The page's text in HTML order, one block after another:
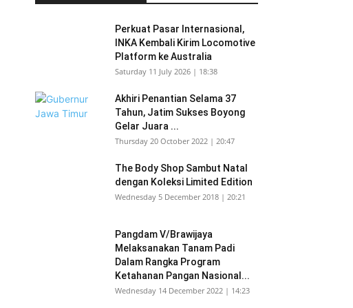
Perkuat Pasar Internasional,
INKA Kembali Kirim Locomotive
Platform ke Australia
Saturday 11 July 2026 | 18:38
Akhiri Penantian Selama 37
Tahun, Jatim Sukses Boyong
Gelar Juara ...
Thursday 20 October 2022 | 20:47
The Body Shop Sambut Natal
dengan Koleksi Limited Edition
Wednesday 5 December 2018 | 20:21
Pangdam V/Brawijaya
Melaksanakan Tanam Padi
Dalam Rangka Program
Ketahanan Pangan Nasional...
Wednesday 14 December 2022 | 14:23